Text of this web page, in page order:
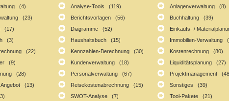
(4) Analyse-Tools (119)
Anlagenverwaltung (8)
(23)
Berichtsvorlagen (56)
Buchhaltung (39)
(17)
Diagramme (52)
Einkaufs- /
(3)
Haushaltsbuch (15)
Immobilien-Verwaltung
(22)
Kennzahlen-Berechnung (30)
Kostenrechnung (80)
(9)
Kundenverwaltung (18)
Liquiditätsplanung (27)
(28)
Personalverwaltung (67)
Projektmanagement
Angebot (13)
Reisekostenabrechnung (15)
Sonstiges (39)
SWOT-Analyse (7)
Tool-Pakete (21)